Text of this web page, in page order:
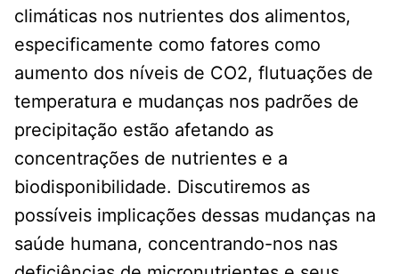
climáticas nos nutrientes dos alimentos,
especificamente como fatores como
aumento dos níveis de CO2, flutuações de
temperatura e mudanças nos padrões de
precipitação estão afetando as
concentrações de nutrientes e a
biodisponibilidade. Discutiremos as
possíveis implicações dessas mudanças na
saúde humana, concentrando-nos nas